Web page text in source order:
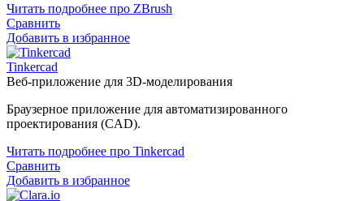
Читать подробнее про ZBrush
Сравнить
Добавить в избранное
Tinkercad
Веб-приложение для 3D-моделирования
Браузерное приложение для автоматизированного
проектирования (CAD).
Читать подробнее про Tinkercad
Сравнить
Добавить в избранное